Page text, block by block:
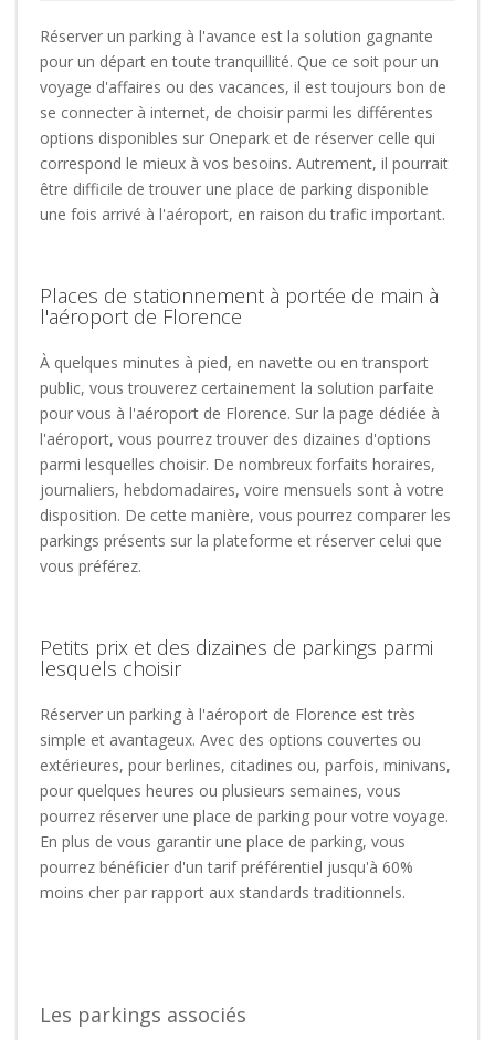
Réserver un parking à l'avance est la solution gagnante
pour un départ en toute tranquillité. Que ce soit pour un
voyage d'affaires ou des vacances, il est toujours bon de
se connecter à internet, de choisir parmi les différentes
options disponibles sur Onepark et de réserver celle qui
correspond le mieux à vos besoins. Autrement, il pourrait
être difficile de trouver une place de parking disponible
une fois arrivé à l'aéroport, en raison du trafic important.
Places de stationnement à portée de main à
l'aéroport de Florence
À quelques minutes à pied, en navette ou en transport
public, vous trouverez certainement la solution parfaite
pour vous à l'aéroport de Florence. Sur la page dédiée à
l'aéroport, vous pourrez trouver des dizaines d'options
parmi lesquelles choisir. De nombreux forfaits horaires,
journaliers, hebdomadaires, voire mensuels sont à votre
disposition. De cette manière, vous pourrez comparer les
parkings présents sur la plateforme et réserver celui que
vous préférez.
Petits prix et des dizaines de parkings parmi
lesquels choisir
Réserver un parking à l'aéroport de Florence est très
simple et avantageux. Avec des options couvertes ou
extérieures, pour berlines, citadines ou, parfois, minivans,
pour quelques heures ou plusieurs semaines, vous
pourrez réserver une place de parking pour votre voyage.
En plus de vous garantir une place de parking, vous
pourrez bénéficier d'un tarif préférentiel jusqu'à 60%
moins cher par rapport aux standards traditionnels.
Les parkings associés